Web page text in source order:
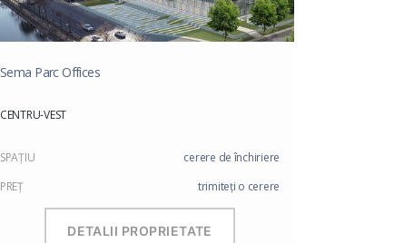
Sema Parc Offices
CENTRU-VEST
SPAŢIU
cerere de închiriere
PREŢ
trimiteți o cerere
DETALII PROPRIETATE